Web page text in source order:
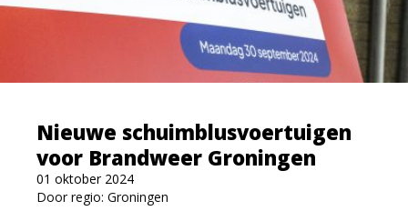
Nieuwe schuimblusvoertuigen
voor Brandweer Groningen
01 oktober 2024
Door regio: Groningen
schuimblusvoertuigen